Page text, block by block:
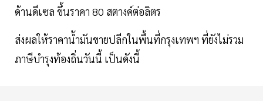
ด้านดีเซล ขึ้นราคา 80 สตางค์ต่อลิตร
ส่งผลให้ราคาน้ำมันขายปลีกในพื้นที่กรุงเทพฯ ที่ยังไม่รวม
ภาษีบำรุงท้องถิ่นวันนี้ เป็นดังนี้